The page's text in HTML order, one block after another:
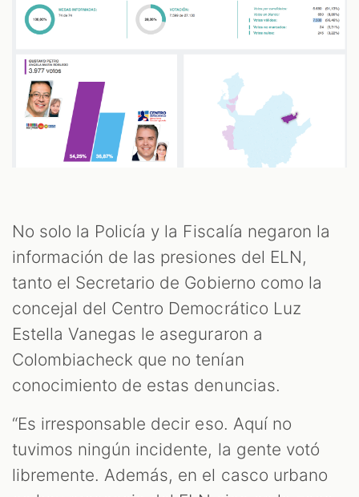
No solo la Policía y la Fiscalía negaron la
información de las presiones del ELN,
tanto el Secretario de Gobierno como la
concejal del Centro Democrático Luz
Estella Vanegas le aseguraron a
Colombiacheck que no tenían
conocimiento de estas denuncias.
“Es irresponsable decir eso. Aquí no
tuvimos ningún incidente, la gente votó
libremente. Además, en el casco urbano